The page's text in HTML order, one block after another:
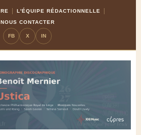
L'ÉQUIPE RÉDACTIONNELLE
NOUS CONTACTER
FB X IN